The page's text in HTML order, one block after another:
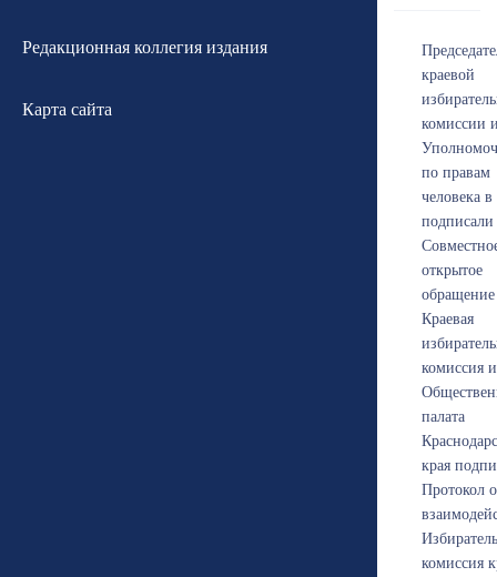
Редакционная коллегия издания
Карта сайта
краевой
комиссии
по правам
человека в
подписали
открытое
обращение
Краевая
комиссия и
палата
края
Протокол о
комиссия